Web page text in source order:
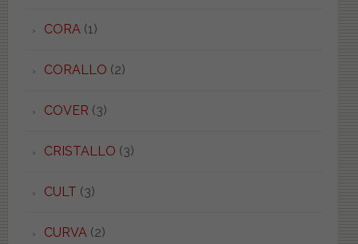
CORA (1)
CORALLO (2)
COVER (3)
CRISTALLO (3)
CULT (3)
CURVA (2)